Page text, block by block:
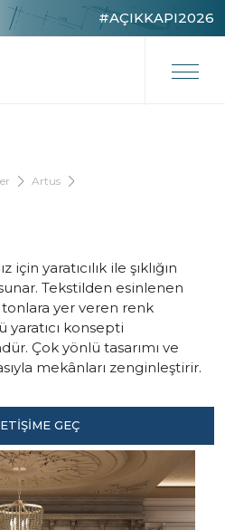
#AÇIKKAPI2026
Artus
için yaratıcılık ile şıklığın
Tekstilden esinlenen
yer veren renk
konsepti
Çok yönlü tasarımı ve
mekânları zenginleştirir.
GEÇ